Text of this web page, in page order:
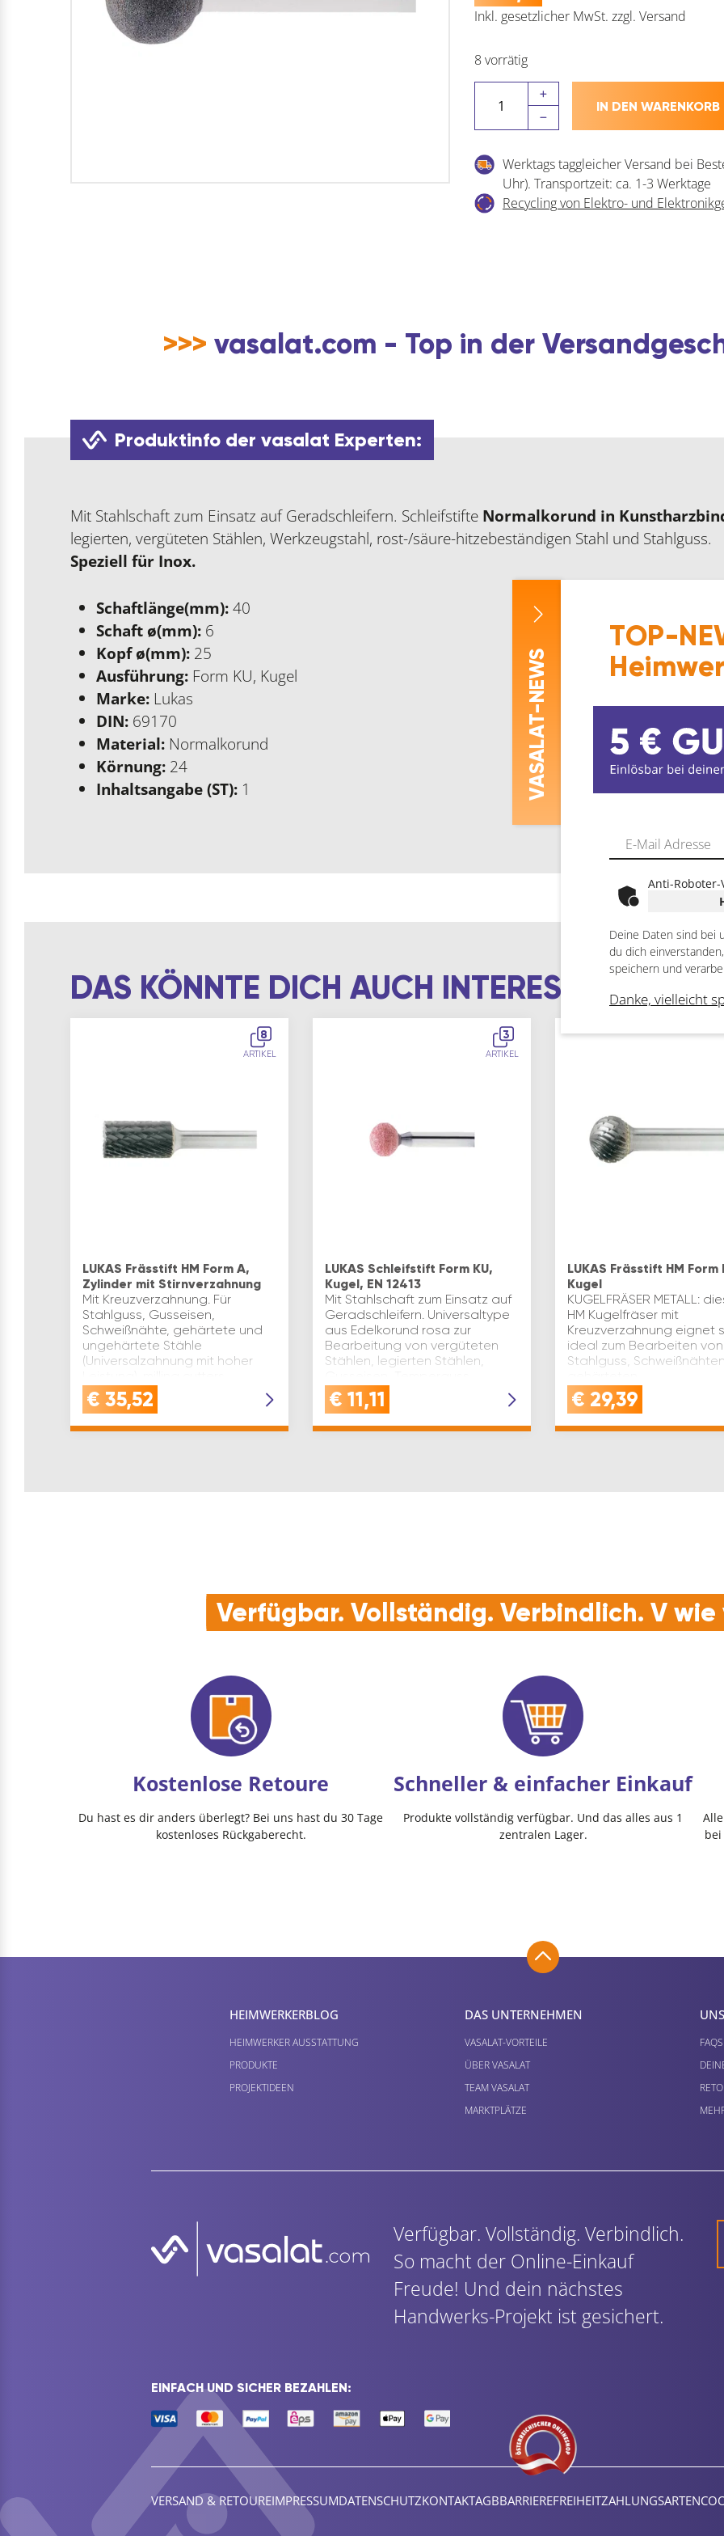
Inkl. gesetzlicher MwSt. zzgl. Versand
8 vorrätig
Schleifstift
weich
Form
Kugel
Menge
IN DEN WARENKORB
Werktags taggleicher Versand bei
Uhr). Transportzeit: ca. 1-3 Werktage
Recycling von Elektro- und
>>> vasalat.com - Top in der
Produktinfo der vasalat Experten:
Mit Stahlschaft zum Einsatz auf Geradschleifern. Schleifstifte Normalkorund in
legierten, vergüteten Stählen, Werkzeugstahl, rost-/säure-hitzebeständigen Stahl und Stahlguss.
Speziell für Inox.
Schaftlänge(mm):40
Schaft ø(mm): 6
Kopf ø(mm): 25
Ausführung: Form KU, Kugel
Marke: Lukas
DIN: 69170
Material: Normalkorund
Körnung: 24
Inhaltsangabe (ST): 1
DAS KÖNNTE DICH AUCH INTERESSIEREN
8
ARTIKEL
LUKAS Frässtift HM Form A,
Zylinder mit Stirnverzahnung
Mit Kreuzverzahnung. Für
Stahlguss, Gusseisen,
Schweißnähte, gehärtete und
ungehärtete Stähle
(Universalzahnung mit hoher
Ausführung: Form A, Zylinder mit
Stirnverzahnung…
€ 35,52
3
ARTIKEL
LUKAS Schleifstift Form KU,
Kugel, EN 12413
Mit Stahlschaft zum Einsatz auf
Geradschleifern. Universaltype
aus Edelkorund rosa zur
Bearbeitung von vergüteten
Stählen, legierten Stählen,
Stahlguss.
Schnittgeschwindigkei…
€ 11,11
LUKAS Frässtift HM Form
Kugel
KUGELFRÄSER METALL:
HM Kugelfräser mit
Kreuzverzahnung eignet
ideal zum Bearbeiten von
Stahlguss,
StählenLEISTUNGSSTARKE
UNIVERSALVERZAHNUNG:
€ 29,39
Verfügbar. Vollständig. Verbindlich. V
Kostenlose Retoure
Du hast es dir anders überlegt? Bei uns hast du 30 Tage
kostenloses Rückgaberecht.
Schneller & einfacher Einkauf
Produkte vollständig verfügbar. Und das alles aus 1
zentralen Lager.
V
ASALAT
-NEWS
TOP-
Anti-
Deine Daten sind bei
du dich
speichern und
Danke, vielleicht
HEIMWERKER­BLOG
HEIMWERKER AUSSTATTUNG
PRODUKTE
PROJEKTIDEEN
DAS UNTERNEHMEN
VASALAT-VORTEILE
ÜBER VASALAT
TEAM VASALAT
MARKTPLÄTZE
FAQS
Verfügbar. Vollständig. Verbindlich.
So macht der Online-Einkauf
Freude! Und dein nächstes
Handwerks-Projekt ist gesichert.
EINFACH UND SICHER BEZAHLEN:
VERSAND & RETOUREIMPRESSUMDATENSCHUTZKONTAKTAGBBARRIEREFREIHEITZAHLUNGSARTEN